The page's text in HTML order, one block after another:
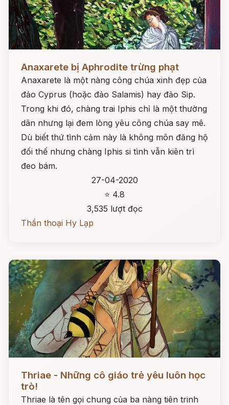
Anaxarete bị Aphrodite trừng phạt
Anaxarete là một nàng công chúa xinh đẹp của
đảo Cyprus (hoặc đảo Salamis) hay đảo Sip.
Trong khi đó, chàng trai Iphis chỉ là một thường
dân nhưng lại đem lòng yêu công chúa say mê.
Dù biết thứ tình cảm này là không môn đăng hộ
đối thế nhưng chàng Iphis si tình vẫn kiên trì
đeo bám.
27-04-2020
⭐ 4.8
3,535 lượt đọc
Thần thoại Hy Lạp
Thriae - Những cô giáo trẻ yêu luôn học
trò!
Thriae là tên gọi chung của ba nàng tiên trinh